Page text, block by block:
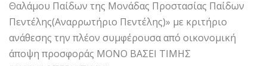
Θαλάμου Παίδων της Μονάδας Προστασίας Παίδων
Πεντέλης(Αναρρωτήριο Πεντέλης)» με κριτήριο
ανάθεσης την πλέον συμφέρουσα από οικονομική
άποψη προσφοράς ΜΟΝΟ ΒΑΣΕΙ ΤΙΜΗΣ